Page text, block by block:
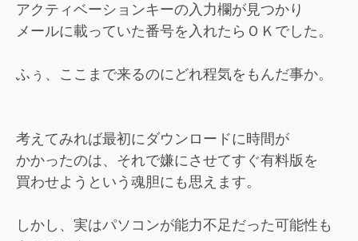
アクティベーションキーの入力欄が見つかり
メールに載っていた番号を入れたらＯＫでした。
ふぅ、ここまで来るのにどれ程気をもんだ事か。
考えてみれば最初にダウンロードに時間が
かかったのは、それで嫌にさせてすぐ有料版を
買わせようという魂胆にも思えます。
しかし、実はパソコンが能力不足だった可能性も